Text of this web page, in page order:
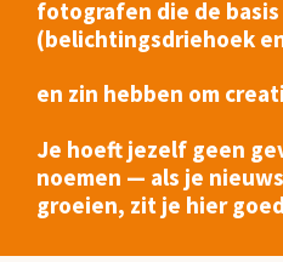
fotografen die de
(belichtingsdriehoek
en zin hebben om
Je hoeft jezelf geen
noemen — als je
groeien, zit je hier